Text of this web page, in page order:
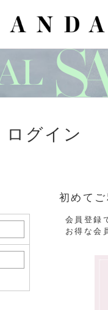
ログイン
初めて
会員登録
お得な会